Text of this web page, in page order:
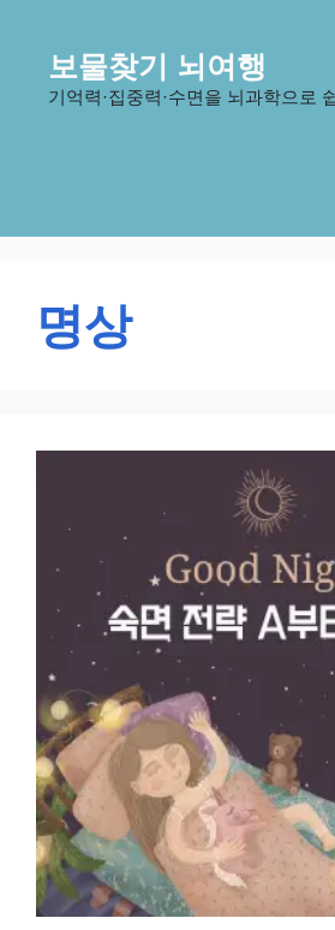
보물찾기 뇌여행
기억력·집중력·수면을 뇌과학으로
명상